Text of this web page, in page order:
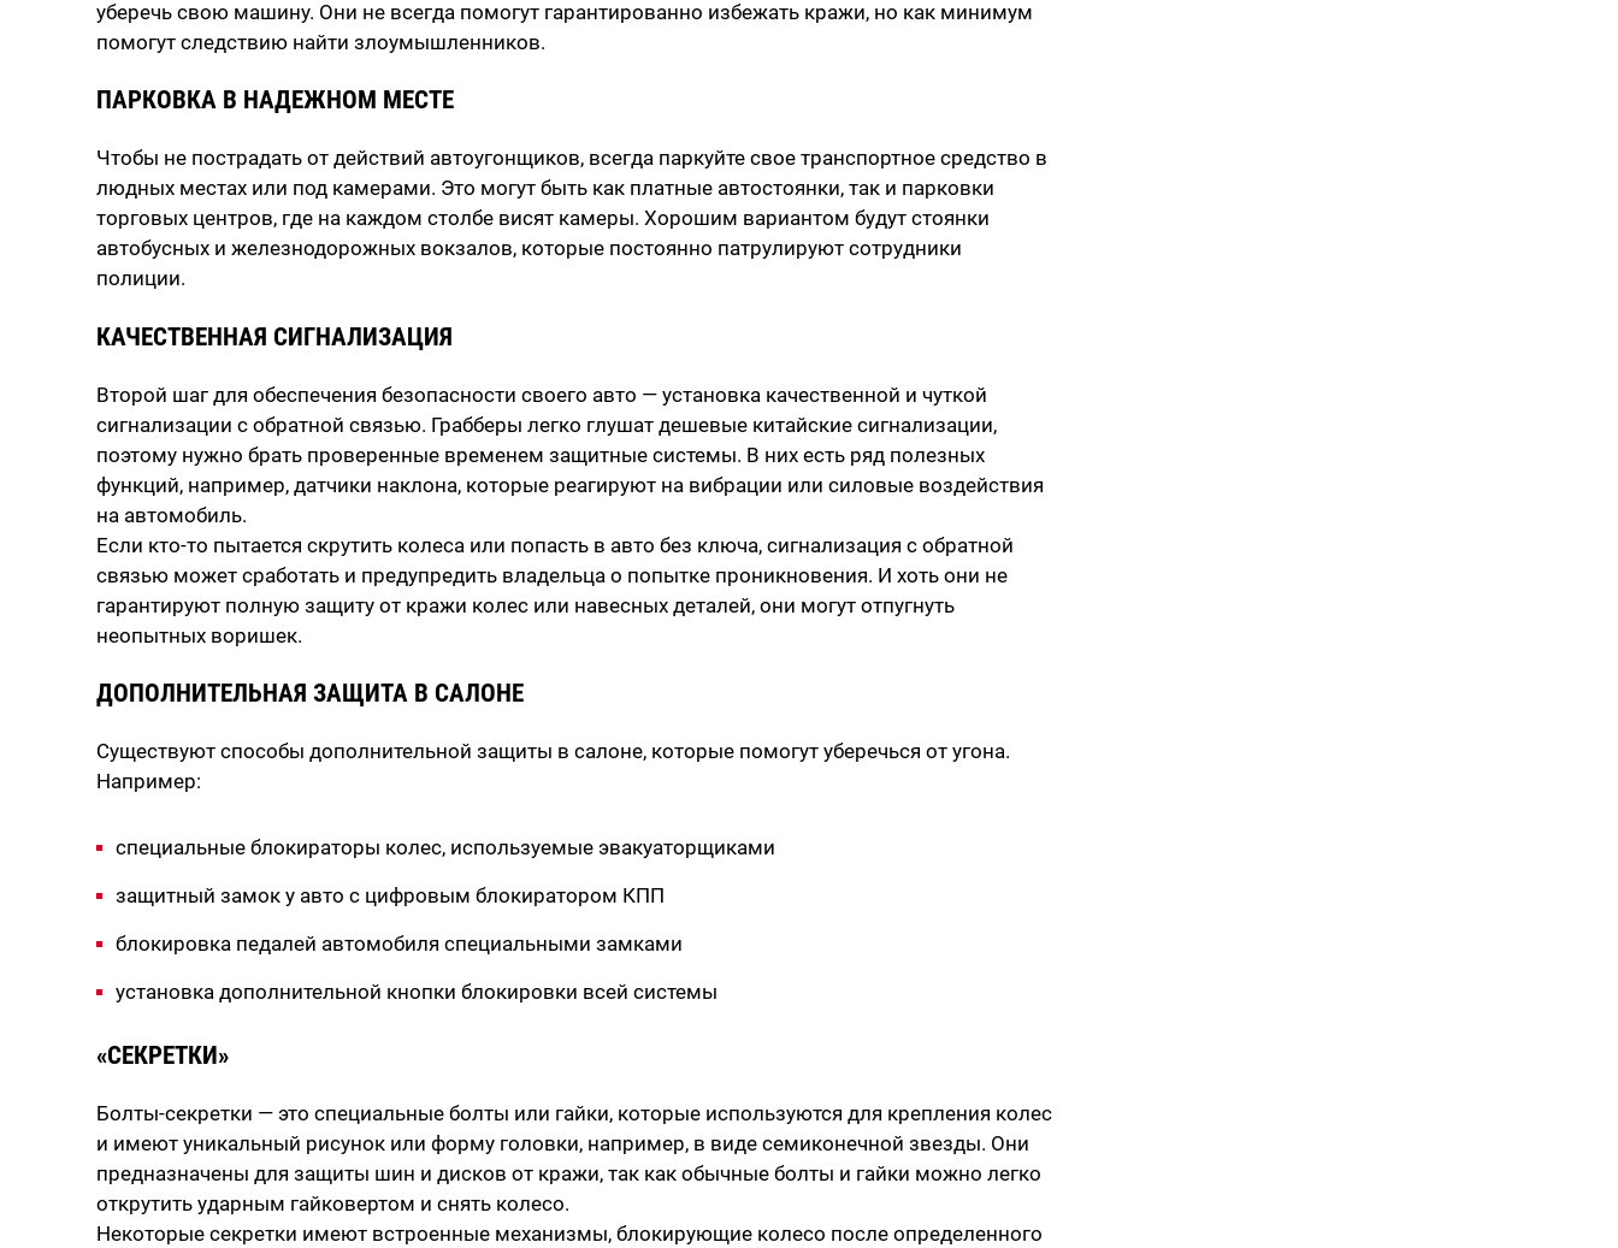
уберечь свою машину. Они не всегда помогут гарантированно избежать кражи, но как минимум
помогут следствию найти злоумышленников.
ПАРКОВКА В НАДЕЖНОМ МЕСТЕ
Чтобы не пострадать от действий автоугонщиков, всегда паркуйте свое транспортное средство в
людных местах или под камерами. Это могут быть как платные автостоянки, так и парковки
торговых центров, где на каждом столбе висят камеры. Хорошим вариантом будут стоянки
автобусных и железнодорожных вокзалов, которые постоянно патрулируют сотрудники
полиции.
КАЧЕСТВЕННАЯ СИГНАЛИЗАЦИЯ
Второй шаг для обеспечения безопасности своего авто — установка качественной и чуткой
сигнализации с обратной связью. Грабберы легко глушат дешевые китайские сигнализации,
поэтому нужно брать проверенные временем защитные системы. В них есть ряд полезных
функций, например, датчики наклона, которые реагируют на вибрации или силовые воздействия
на автомобиль.
Если кто-то пытается скрутить колеса или попасть в авто без ключа, сигнализация с обратной
связью может сработать и предупредить владельца о попытке проникновения. И хоть они не
гарантируют полную защиту от кражи колес или навесных деталей, они могут отпугнуть
неопытных воришек.
ДОПОЛНИТЕЛЬНАЯ ЗАЩИТА В САЛОНЕ
Существуют способы дополнительной защиты в салоне, которые помогут уберечься от угона.
Например:
специальные блокираторы колес, используемые эвакуаторщиками
защитный замок у авто с цифровым блокиратором КПП
блокировка педалей автомобиля специальными замками
установка дополнительной кнопки блокировки всей системы
«СЕКРЕТКИ»
Болты-секретки — это специальные болты или гайки, которые используются для крепления колес
и имеют уникальный рисунок или форму головки, например, в виде семиконечной звезды. Они
предназначены для защиты шин и дисков от кражи, так как обычные болты и гайки можно легко
открутить ударным гайковертом и снять колесо.
Некоторые секретки имеют встроенные механизмы, блокирующие колесо после определенного